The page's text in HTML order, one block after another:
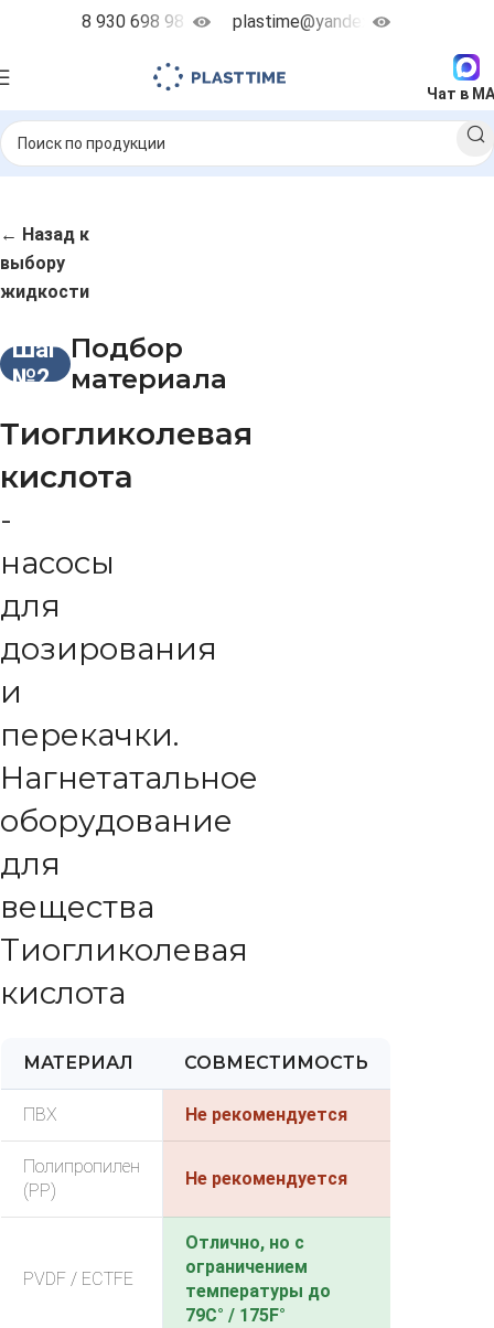
8 930 698 98 38 plastime@yandex.ru
Чат в
← Назад к
выбору
жидкости
Шаг
№2
Подбор
материала
Тиогликолевая
кислота
-
насосы
для
дозирования
и
перекачки.
Нагнетатальное
оборудование
для
вещества
Тиогликолевая
кислота
МАТЕРИАЛ СОВМЕСТИМОСТЬ
ПВХ Не рекомендуется
Полипропилен
(PP)
Не рекомендуется
PVDF / ECTFE
Отлично, но с
ограничением
температуры до
79C° / 175F°